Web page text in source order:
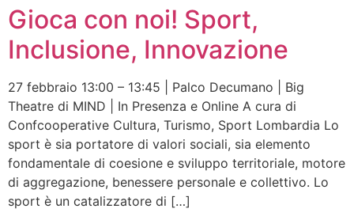
Gioca con noi! Sport,
Inclusione, Innovazione
27 febbraio 13:00 – 13:45 | Palco Decumano | Big
Theatre di MIND | In Presenza e Online A cura di
Confcooperative Cultura, Turismo, Sport Lombardia Lo
sport è sia portatore di valori sociali, sia elemento
fondamentale di coesione e sviluppo territoriale, motore
di aggregazione, benessere personale e collettivo. Lo
sport è un catalizzatore di […]